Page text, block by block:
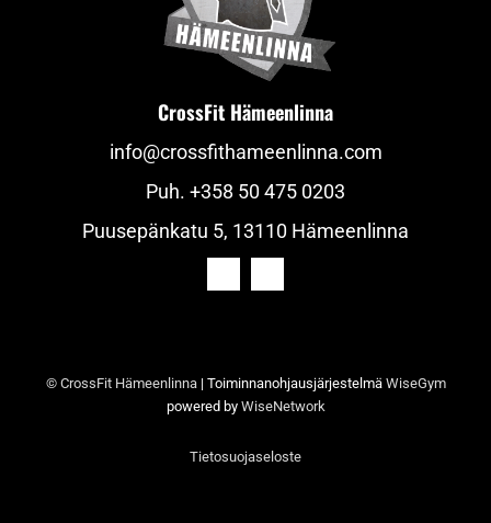
CrossFit Hämeenlinna
info@crossfithameenlinna.com
Puh. +358 50 475 0203
Puusepänkatu 5, 13110 Hämeenlinna
© CrossFit Hämeenlinna| Toiminnanohjausjärjestelmä WiseGym
powered by WiseNetwork
Tietosuojaseloste